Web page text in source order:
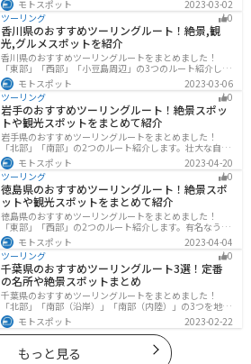
グルメ、絶景スポットなど、自然を満喫するツーリング
ができます。バイクで岐阜県にツーリングに行く際は参
考にしてください。
モトスポット
2023-03-02
ツーリング
0
香川県のおすすめツーリングルート！絶景,観
光,グルメスポットを紹介
香川県のおすすめツーリングルートをまとめました！
「東部」「西部」「小豆島周辺」の3つのルート紹介しま
す。自然豊かな山から海、絶品グルメを満喫するツーリ
ングができます。バイクで香川県にツーリングに行く際
は参考にしてください。
モトスポット
2023-03-06
ツーリング
0
岩手のおすすめツーリングルート！絶景スポッ
トや観光スポットをまとめて紹介
岩手県のおすすめツーリングルートをまとめました！
「北部」「南部」の2つのルート紹介します。壮大な自然
や歴史的な観光スポットが多く存在するので楽しめま
す。バイクで岩手県にツーリングに行く際は参考にして
ください。
モトスポット
2023-04-20
ツーリング
0
徳島県のおすすめツーリングルート！絶景スポ
ットや観光スポットをまとめて紹介
徳島県のおすすめツーリングルートをまとめました！
「東部」「西部」の2つのルート紹介します。有名なうず
しおや山を中心とした自然豊かなスポットが多数ありま
す。バイクで徳島県にツーリングに行く際は参考にして
ください。
モトスポット
2023-04-04
ツーリング
0
千葉県のおすすめツーリングルート3選！定番
の名所や絶景スポットまとめ
千葉県のおすすめツーリングルートをまとめました！
「北部」「南部（沿岸）」「南部（内陸）」の3つを地域
別で紹介します！千葉は首都圏からのアクセスも良く、
海と山どちらも堪能できるのでツーリングには最適な場
所です。
モトスポット 2023-02-22
もっと見る